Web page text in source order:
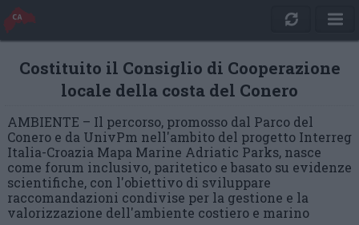
Costituito il Consiglio di Cooperazione
locale della costa del Conero
AMBIENTE – Il percorso, promosso dal Parco del
Conero e da UnivPm nell'ambito del progetto Interreg
Italia-Croazia Mapa Marine Adriatic Parks, nasce
come forum inclusivo, paritetico e basato su evidenze
scientifiche, con l'obiettivo di sviluppare
raccomandazioni condivise per la gestione e la
valorizzazione dell'ambiente costiero e marino